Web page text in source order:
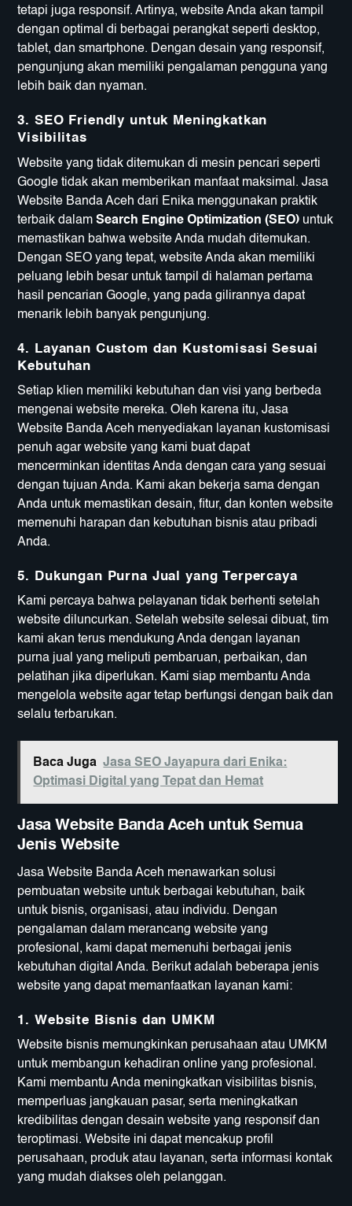
tetapi juga responsif. Artinya, website Anda akan tampil
dengan optimal di berbagai perangkat seperti desktop,
tablet, dan smartphone. Dengan desain yang responsif,
pengunjung akan memiliki pengalaman pengguna yang
lebih baik dan nyaman.
3. SEO Friendly untuk Meningkatkan
Visibilitas
Website yang tidak ditemukan di mesin pencari seperti
Google tidak akan memberikan manfaat maksimal. Jasa
Website Banda Aceh dari Enika menggunakan praktik
terbaik dalamSearch Engine Optimization (SEO) untuk
memastikan bahwa website Anda mudah ditemukan.
Dengan SEO yang tepat, website Anda akan memiliki
peluang lebih besar untuk tampil di halaman pertama
hasil pencarian Google, yang pada gilirannya dapat
menarik lebih banyak pengunjung.
4. Layanan Custom dan Kustomisasi Sesuai
Kebutuhan
Setiap klien memiliki kebutuhan dan visi yang berbeda
mengenai website mereka. Oleh karena itu, Jasa
Website Banda Aceh menyediakan layanan kustomisasi
penuh agar website yang kami buat dapat
mencerminkan identitas Anda dengan cara yang sesuai
dengan tujuan Anda. Kami akan bekerja sama dengan
Anda untuk memastikan desain, fitur, dan konten website
memenuhi harapan dan kebutuhan bisnis atau pribadi
Anda.
5. Dukungan Purna Jual yang Terpercaya
Kami percaya bahwa pelayanan tidak berhenti setelah
website diluncurkan. Setelah website selesai dibuat, tim
kami akan terus mendukung Anda dengan layanan
purna jual yang meliputi pembaruan, perbaikan, dan
pelatihan jika diperlukan. Kami siap membantu Anda
mengelola website agar tetap berfungsi dengan baik dan
selalu terbarukan.
Baca Juga Jasa SEO Jayapura dari Enika:
Optimasi Digital yang Tepat dan Hemat
Jasa Website Banda Aceh untuk Semua
Jenis Website
Jasa Website Banda Aceh menawarkan solusi
pembuatan website untuk berbagai kebutuhan, baik
untuk bisnis, organisasi, atau individu. Dengan
pengalaman dalam merancang website yang
profesional, kami dapat memenuhi berbagai jenis
kebutuhan digital Anda. Berikut adalah beberapa jenis
website yang dapat memanfaatkan layanan kami:
1. Website Bisnis dan UMKM
Website bisnis memungkinkan perusahaan atau UMKM
untuk membangun kehadiran online yang profesional.
Kami membantu Anda meningkatkan visibilitas bisnis,
memperluas jangkauan pasar, serta meningkatkan
kredibilitas dengan desain website yang responsif dan
teroptimasi. Website ini dapat mencakup profil
perusahaan, produk atau layanan, serta informasi kontak
yang mudah diakses oleh pelanggan.